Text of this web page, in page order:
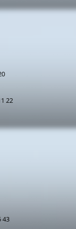
22
43